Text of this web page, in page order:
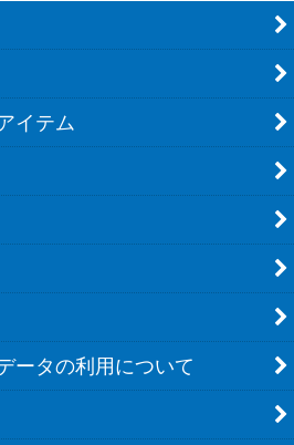
イテム
ータの利用について